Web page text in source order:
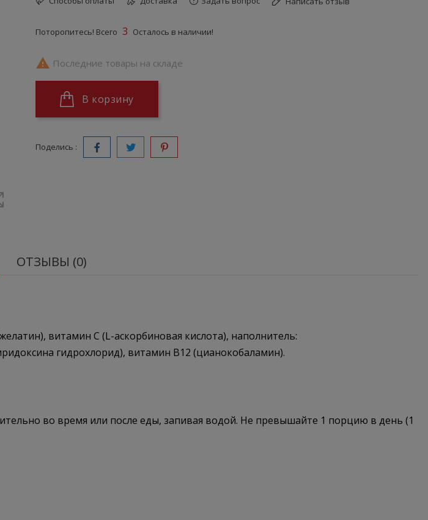
Поторопитесь! Всего 3 Осталось в наличии!
 Последние товары на складе
В корзину
Поделись :
ОТЗЫВЫ (0)
витамин С (L-аскорбиновая кислота), наполнитель:
гидрохлорид), витамин В12 (цианокобаламин).
во время или после еды, запивая водой. Не превышайте 1 порцию в день (1